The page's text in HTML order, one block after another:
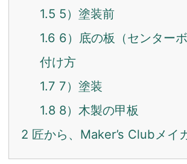
1.5 5）塗装前
1.6 6）底の板（センター
付け方
1.7 7）塗装
1.8 8）木製の甲板
2 匠から、Maker’s Clubメイ